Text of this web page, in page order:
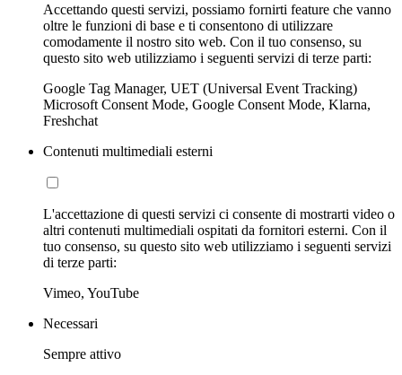
Accettando questi servizi, possiamo fornirti feature che vanno
oltre le funzioni di base e ti consentono di utilizzare
comodamente il nostro sito web. Con il tuo consenso, su
questo sito web utilizziamo i seguenti servizi di terze parti:
Google Tag Manager, UET (Universal Event Tracking)
Microsoft Consent Mode, Google Consent Mode, Klarna,
Freshchat
Contenuti multimediali esterni
L'accettazione di questi servizi ci consente di mostrarti video o
altri contenuti multimediali ospitati da fornitori esterni. Con il
tuo consenso, su questo sito web utilizziamo i seguenti servizi
di terze parti:
Vimeo, YouTube
Necessari
Sempre attivo